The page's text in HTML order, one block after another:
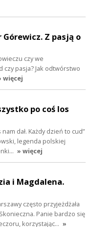
Górewicz. Z pasją o
czy we
czy pasja? Jak odtwórstwo
więcej
po coś los
dał. Każdy dzień to cud”
legenda polskiej
» więcej
i Magdalena.
często przyjeżdżała
Panie bardzo się
korzystając… »